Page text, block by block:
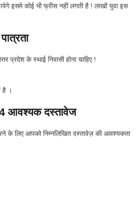
इसमे कोई भी फ्रीस नहीं लगती है ! लाखों युवा इस
प्रदेश के स्थाई निवासी होना चाहिए !
है ।
आवश्यक दस्तावेज
के लिए आपको निम्नलिखित दस्तावेज़ की आवश्यकता